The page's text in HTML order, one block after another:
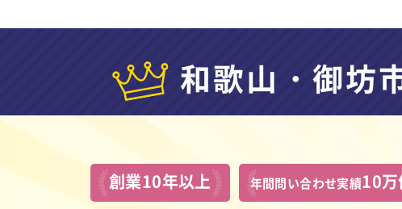
和歌山・御坊
創業10年以上 年間問い合わせ実績10万